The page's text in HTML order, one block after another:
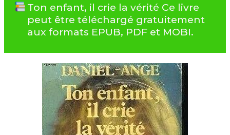
Ton enfant, il crie la vérité Ce livre
peut être téléchargé gratuitement
aux formats EPUB, PDF et MOBI.